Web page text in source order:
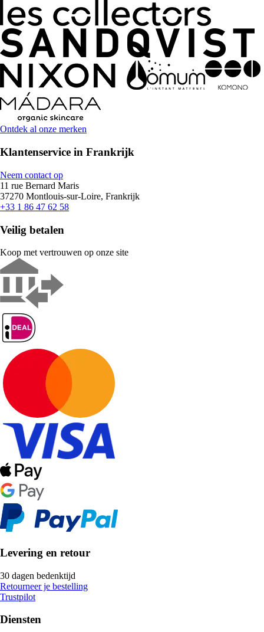
Ontdek al onze merken
Klantenservice in Frankrijk
Neem contact op
11 rue Bernard Maris
37270 Montlouis-sur-Loire, Frankrijk
+33 1 86 47 62 58
Veilig betalen
Koop met vertrouwen op onze site
Levering en retour
30 dagen bedenktijd
Retourneer je bestelling
Trustpilot
Diensten